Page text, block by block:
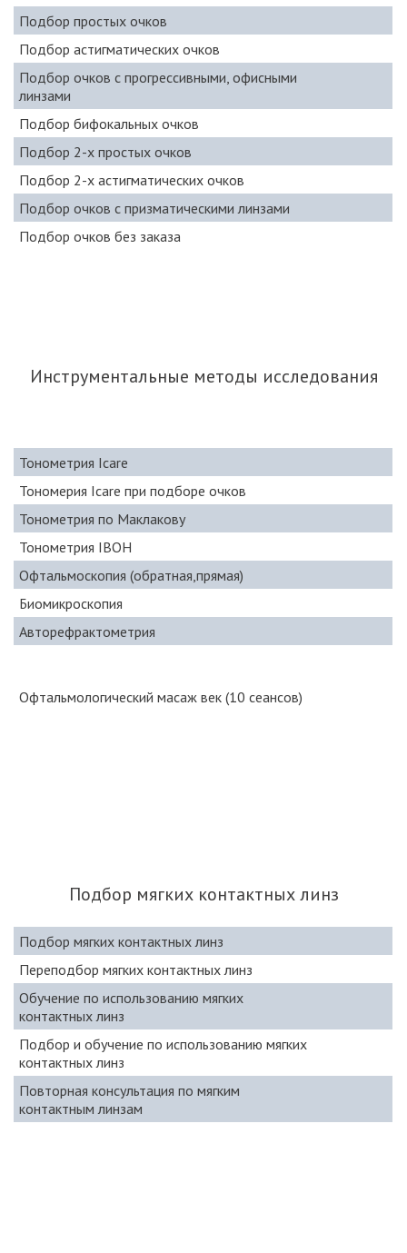
Подбор простых очков
Подбор астигматических очков
Подбор очков с прогрессивными, офисными
линзами
Подбор бифокальных очков
Подбор 2-х простых очков
Подбор 2-х астигматических очков
Подбор очков с призматическими линзами
Подбор очков без заказа
Инструментальные методы исследования
Тонометрия Icare
Тономерия Icare при подборе очков
Тонометрия по Маклакову
Тонометрия IBOH
Офтальмоскопия (обратная,прямая)
Биомикроскопия
Авторефрактометрия
Офтальмологический масаж век (10 сеансов)
Подбор мягких контактных линз
Подбор мягких контактных линз
Переподбор мягких контактных линз
Обучение по использованию мягких
контактных линз
Подбор и обучение по использованию мягких
контактных линз
Повторная консультация по мягким
контактным линзам